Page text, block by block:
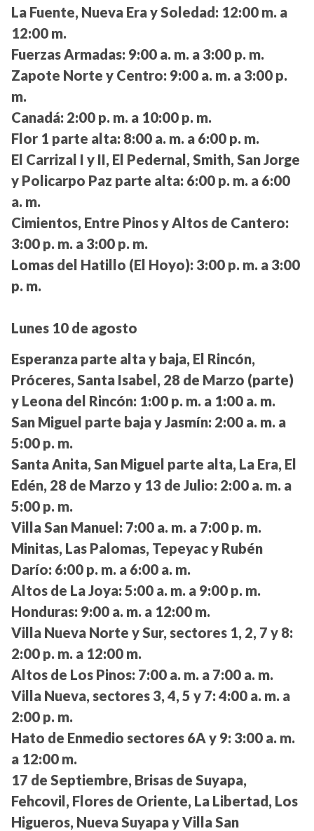
La Fuente, Nueva Era y Soledad: 12:00 m. a
12:00 m.
Fuerzas Armadas: 9:00 a. m. a 3:00 p. m.
Zapote Norte y Centro: 9:00 a. m. a 3:00 p.
m.
Canadá: 2:00 p. m. a 10:00 p. m.
Flor 1 parte alta: 8:00 a. m. a 6:00 p. m.
El Carrizal I y II, El Pedernal, Smith, San Jorge
y Policarpo Paz parte alta: 6:00 p. m. a 6:00
a. m.
Cimientos, Entre Pinos y Altos de Cantero:
3:00 p. m. a 3:00 p. m.
Lomas del Hatillo (El Hoyo): 3:00 p. m. a 3:00
p. m.
Lunes 10 de agosto
Esperanza parte alta y baja, El Rincón,
Próceres, Santa Isabel, 28 de Marzo (parte)
y Leona del Rincón: 1:00 p. m. a 1:00 a. m.
San Miguel parte baja y Jasmín: 2:00 a. m. a
5:00 p. m.
Santa Anita, San Miguel parte alta, La Era, El
Edén, 28 de Marzo y 13 de Julio: 2:00 a. m. a
5:00 p. m.
Villa San Manuel: 7:00 a. m. a 7:00 p. m.
Minitas, Las Palomas, Tepeyac y Rubén
Darío: 6:00 p. m. a 6:00 a. m.
Altos de La Joya: 5:00 a. m. a 9:00 p. m.
Honduras: 9:00 a. m. a 12:00 m.
Villa Nueva Norte y Sur, sectores 1, 2, 7 y 8:
2:00 p. m. a 12:00 m.
Altos de Los Pinos: 7:00 a. m. a 7:00 a. m.
Villa Nueva, sectores 3, 4, 5 y 7: 4:00 a. m. a
2:00 p. m.
Hato de Enmedio sectores 6A y 9: 3:00 a. m.
a 12:00 m.
17 de Septiembre, Brisas de Suyapa,
Fehcovil, Flores de Oriente, La Libertad, Los
Higueros, Nueva Suyapa y Villa San